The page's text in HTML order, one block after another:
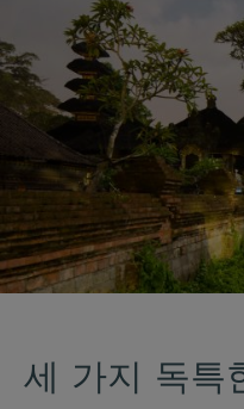
세 가지 독특